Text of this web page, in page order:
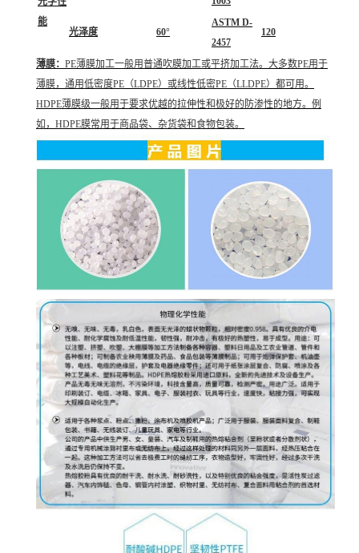
能
光泽度 60°
ASTM D-
2457
120
薄膜： PE薄膜加工一般用普通吹膜加工或平挤加工法。大多数PE用于
薄膜，通用低密度PE（LDPE）或线性低密PE（LLDPE）都可用。
HDPE薄膜级一般用于要求优越的拉伸性和极好的防渗性的地方。例
如，HDPE膜常用于商品袋、杂货袋和食物包装。